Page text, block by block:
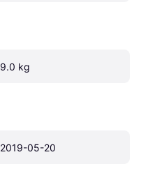
9.0 kg
2019-05-20